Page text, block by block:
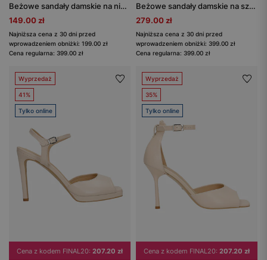
Beżowe sandały damskie na niskim szerokim obcasie
149.00 zł
Najniższa cena z 30 dni przed
wprowadzeniem obniżki: 199.00 zł
Cena regularna: 399.00 zł
Beżowe sandały damskie na szerokim obcasie
279.00 zł
Najniższa cena z 30 dni przed
wprowadzeniem obniżki: 399.00 zł
Cena regularna: 399.00 zł
Wyprzedaż
41%
Tylko online
Cena z kodem FINAL20: 207.20 zł
Wyprzedaż
35%
Tylko online
Cena z kodem FINAL20: 207.20 zł